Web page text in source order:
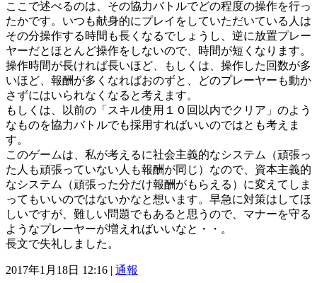
ここで述べるのは、その協力バトルでどの程度の操作を行っ
たかです。いつも献身的にプレイをしていただいている人は
その分操作する時間も長くなるでしょうし、逆に放置プレー
ヤーだとほとんど操作をしないので、時間が短くなります。
操作時間が長ければ長いほど、もしくは、操作した回数が多
いほど、報酬が多くなればおのずと、どのプレーヤーも動か
さずにはいられなくなると考えます。
もしくは、以前の「スキル使用１０回以内でクリア」のよう
なものを協力バトルでも採用すればいいのではとも考えま
す。
このゲームは、私が考えるに社会主義的なシステム（頑張っ
た人も頑張っていない人も報酬が同じ）なので、資本主義的
なシステム（頑張った分だけ報酬がもらえる）に変えてしま
ってもいいのではないかなと想います。早急に対策はしてほ
しいですが、難しい問題でもあると思うので、マナーを守る
ようなプレーヤーが増えればいいなと・・。
長文で失礼しました。
2017年1月18日 12:16 | 通報